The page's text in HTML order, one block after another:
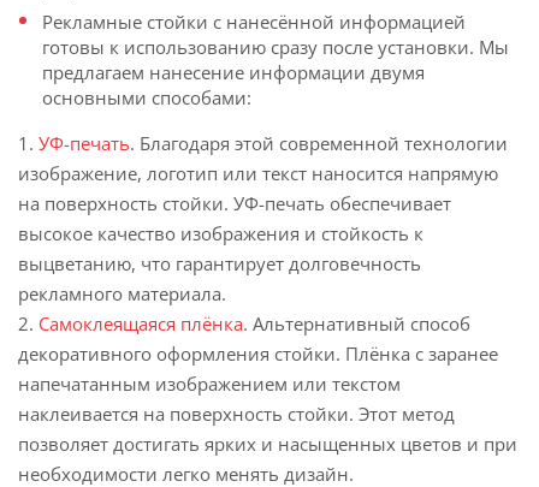
Рекламные стойки с нанесённой информацией
готовы к использованию сразу после установки. Мы
предлагаем нанесение информации двумя
основными способами:
1. УФ-печать. Благодаря этой современной технологии
изображение, логотип или текст наносится напрямую
на поверхность стойки. УФ-печать обеспечивает
высокое качество изображения и стойкость к
выцветанию, что гарантирует долговечность
рекламного материала.
2. Самоклеящаяся плёнка. Альтернативный способ
декоративного оформления стойки. Плёнка с заранее
напечатанным изображением или текстом
наклеивается на поверхность стойки. Этот метод
позволяет достигать ярких и насыщенных цветов и при
необходимости легко менять дизайн.